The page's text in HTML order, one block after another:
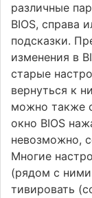
различные
BIOS, справа
подсказки.
изменения в
старые
вернуться к
можно также
окно BIOS
невозможно,
Многие
(рядом с
тивировать